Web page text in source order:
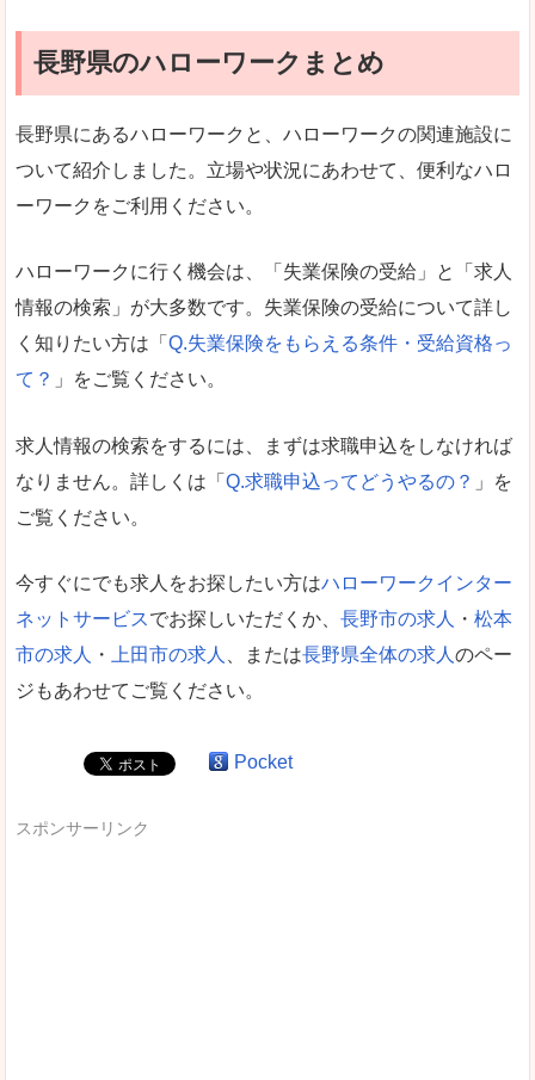
長野県のハローワークまとめ
長野県にあるハローワークと、ハローワークの関連施設に
ついて紹介しました。立場や状況にあわせて、便利なハロ
ーワークをご利用ください。
ハローワークに行く機会は、「失業保険の受給」と「求人
情報の検索」が大多数です。失業保険の受給について詳し
く知りたい方は「 Q.失業保険をもらえる条件・受給資格っ
て？ 」をご覧ください。
求人情報の検索をするには、まずは求職申込をしなければ
なりません。詳しくは「 Q.求職申込ってどうやるの？ 」を
ご覧ください。
今すぐにでも求人をお探したい方はハローワークインター
ネットサービスでお探しいただくか、 長野市の求人 ・ 松本
市の求人
・ 上田市の求人 、または長野県全体の求人 のペー
ジもあわせてご覧ください。
Pocket
スポンサーリンク